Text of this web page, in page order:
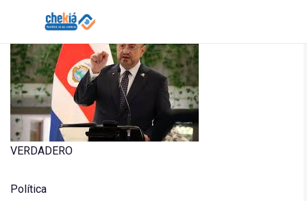
Solicitar verificación de hechos de Chekiá
VERDADERO
Política